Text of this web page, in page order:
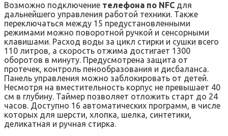
Возможно подключение телефона по NFC для
дальнейшего управления работой техники. Также
переключаться между 15 предустановленными
режимами можно поворотной ручкой и сенсорными
клавишами. Расход воды за цикл стирки и сушки всего
110 литров, а скорость отжима достигает 1300
оборотов в минуту. Предусмотрена защита от
протечек, контроль пенообразования и дисбаланса.
Панель управления можно заблокировать от детей.
Несмотря на вместительность корпус не превышает 40
см в глубину. Таймер позволяет отложить старт до 24
часов. Доступно 16 автоматических программ, в числе
которых для шерсти, хлопка, шелка, синтетики,
деликатная и ручная стирка.